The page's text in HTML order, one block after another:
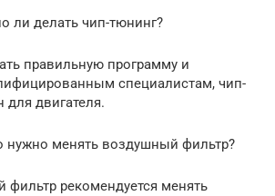
ли делать чип-тюнинг?
правильную программу и
специалистам, чип-
для двигателя.
нужно менять воздушный фильтр?
фильтр рекомендуется менять